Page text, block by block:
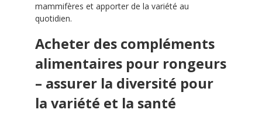
mammifères et apporter de la variété au
quotidien.
Acheter des compléments
alimentaires pour rongeurs
– assurer la diversité pour
la variété et la santé